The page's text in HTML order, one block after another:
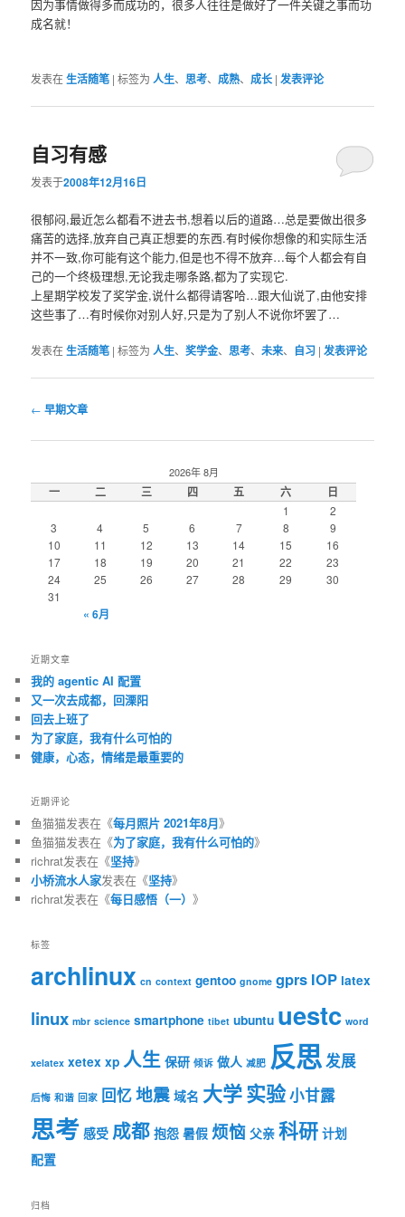
因为事情做得多而成功的，很多人往往是做好了一件关键之事而功
成名就！
发表在生活随笔 |标签为 人生、 思考、 成熟、 成长 |发表评论
自习有感
发表于2008年12月16日
很郁闷,最近怎么都看不进去书,想着以后的道路…总是要做出很多
痛苦的选择,放弃自己真正想要的东西.有时候你想像的和实际生活
并不一致,你可能有这个能力,但是也不得不放弃…每个人都会有自
己的一个终极理想,无论我走哪条路,都为了实现它.
上星期学校发了奖学金,说什么都得请客哈…跟大仙说了,由他安排
这些事了…有时候你对别人好,只是为了别人不说你坏罢了…
发表在生活随笔 |标签为 人生、奖学金、 思考、未来、 自习 |发表评论
文
导
← 早期文章
2026年 8月
一 二 三 四 五 六 日
1
2
3
4 5 6 7 8
9
10
11 12 13 14 15
16
17
18 19 20 21 22
23
24
25 26 27 28 29
30
31
« 6月
近期文章
我的 agentic AI 配置
又一次去成都，回溧阳
回去上班了
为了家庭，我有什么可怕的
健康，心态，情绪是最重要的
近期评论
鱼猫猫发表在《每月照片 2021年8月》
鱼猫猫发表在《为了家庭，我有什么可怕的》
richrat发表在《坚持》
小桥流水人家发表在《坚持》
richrat发表在《每日感悟（一）》
标签
archlinux cn context gentoo gnome gprs IOP latex
linux mbr science smartphone tibet ubuntu uestc word
xelatex xetex xp 人生 保研 倾诉 做人 减肥 反思发展
后悔 和谐 回家 回忆地震 域名 大学实验小甘露
思考 感受 成都 抱怨 暑假 烦恼 父亲 科研 计划
配置
归档